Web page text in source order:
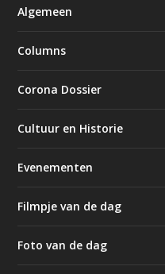
Algemeen
Columns
Corona Dossier
Cultuur en Historie
Evenementen
Filmpje van de dag
Foto van de dag